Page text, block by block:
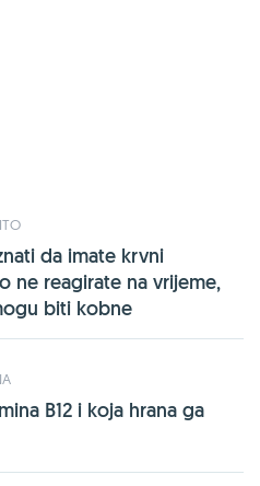
da imate krvni
ne reagirate na vrijeme,
biti kobne
B12 i koja hrana ga